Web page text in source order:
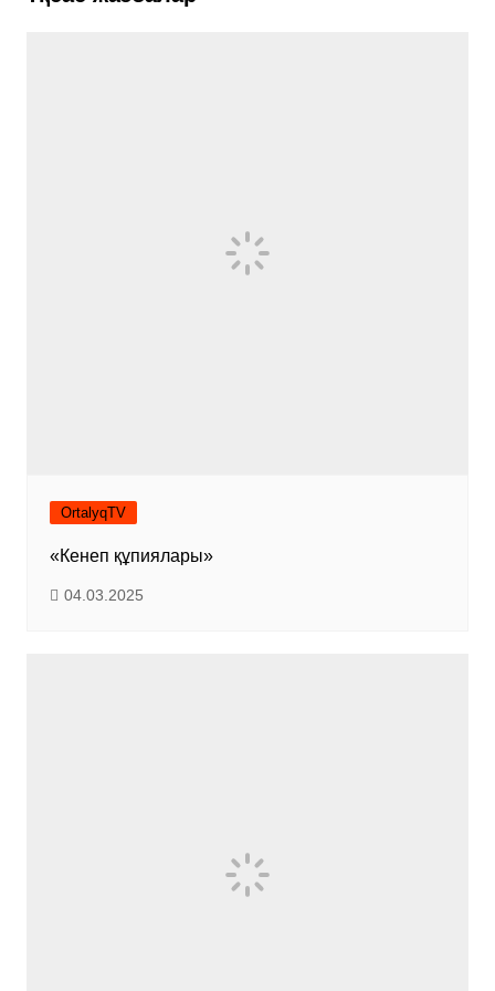
OrtalyqTV
«Кенеп құпиялары»
04.03.2025